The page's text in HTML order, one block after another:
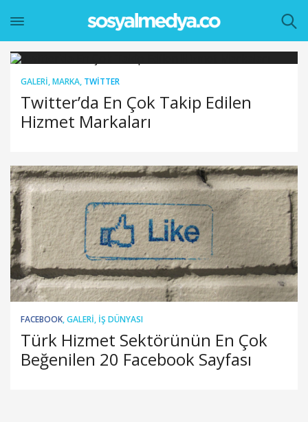
GALERI,MARKA, TWITTER
Twitter’da En Çok Takip Edilen
Hizmet Markaları
FACEBOOK,GALERI, İŞ DÜNYASI
Türk Hizmet Sektörünün En Çok
Beğenilen 20 Facebook Sayfası